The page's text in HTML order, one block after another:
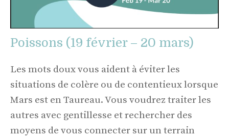
Poissons (19 février – 20 mars)
Les mots doux vous aident à éviter les
situations de colère ou de contentieux lorsque
Mars est en Taureau. Vous voudrez traiter les
autres avec gentillesse et rechercher des
moyens de vous connecter sur un terrain